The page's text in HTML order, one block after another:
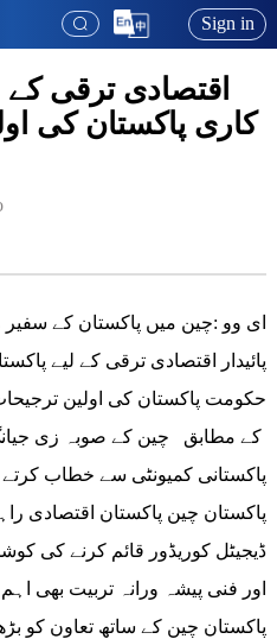
Sign in
اقتصادی ترقی کے
کاری پاکستان کی
پائیدار اقتصادی ترقی کے لیے
حکومت پاکستان کی اولین
کے مطابق چین کے صوبہ زی
پاکستانی کمیونٹی سے خطاب کرتے
پاکستان چین پاکستان اقتصادی
ڈیجیٹل کوریڈور قائم کرنے کی
اور فنی پیشہ ورانہ تربیت بھی
پاکستان چین کے ساتھ تعاون کو